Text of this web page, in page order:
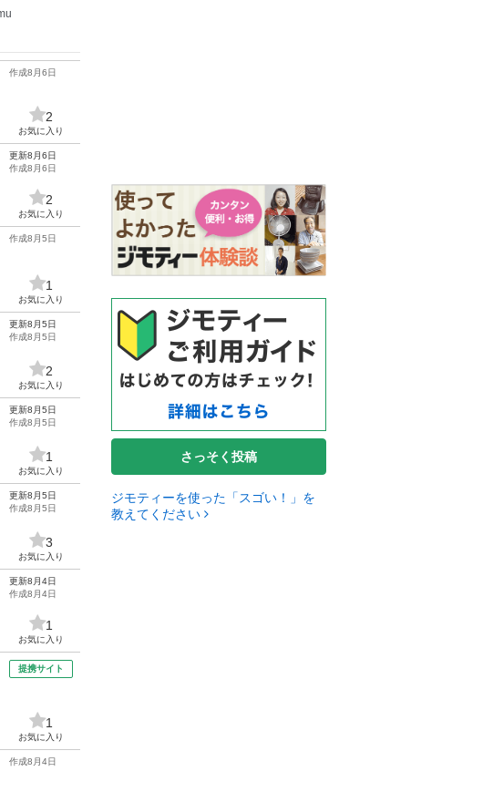
作成8月6日
2
お気に入り
更新8月6日
作成8月6日
2
お気に入り
作成8月5日
1
お気に入り
更新8月5日
作成8月5日
2
お気に入り
更新8月5日
作成8月5日
1
お気に入り
更新8月5日
作成8月5日
3
お気に入り
更新8月4日
作成8月4日
1
お気に入り
提携サイト
1
お気に入り
作成8月4日
さっそく投稿
ジモティーを使った「スゴい！」を
教えてください